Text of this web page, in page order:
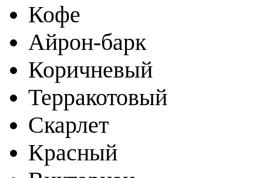
Кофе
Айрон-барк
Коричневый
Терракотовый
Скарлет
Красный